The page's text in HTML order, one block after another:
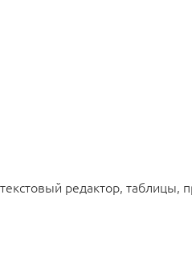
редактор, таблицы,